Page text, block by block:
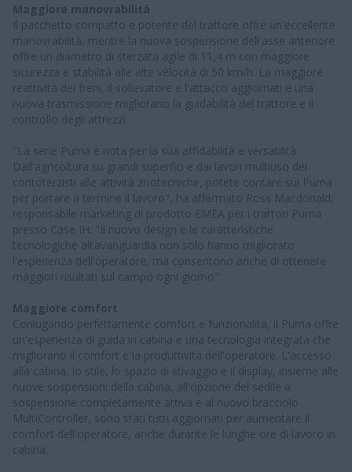
Maggiore manovrabilità
Il pacchetto compatto e potente del trattore offre un'eccellente
manovrabilità, mentre la nuova sospensione dell'asse anteriore
offre un diametro di sterzata agile di 11,4 m con maggiore
sicurezza e stabilità alle alte velocità di 50 km/h. La maggiore
reattività dei freni, il sollevatore e l'attacco aggiornati e una
nuova trasmissione migliorano la guidabilità del trattore e il
controllo degli attrezzi.
"La serie Puma è nota per la sua affidabilità e versatilità.
Dall'agricoltura su grandi superfici e dai lavori multiuso dei
contoterzisti alle attività zootecniche, potete contare sul Puma
per portare a termine il lavoro", ha affermato Ross Macdonald,
responsabile marketing di prodotto EMEA per i trattori Puma
presso Case IH. "Il nuovo design e le caratteristiche
tecnologiche all'avanguardia non solo hanno migliorato
l'esperienza dell'operatore, ma consentono anche di ottenere
maggiori risultati sul campo ogni giorno".
Maggiore comfort
Coniugando perfettamente comfort e funzionalità, il Puma offre
un'esperienza di guida in cabina e una tecnologia integrata che
migliorano il comfort e la produttività dell'operatore. L'accesso
alla cabina, lo stile, lo spazio di stivaggio e il display, insieme alle
nuove sospensioni della cabina, all'opzione del sedile a
sospensione completamente attiva e al nuovo bracciolo
MultiController, sono stati tutti aggiornati per aumentare il
comfort dell'operatore, anche durante le lunghe ore di lavoro in
cabina.